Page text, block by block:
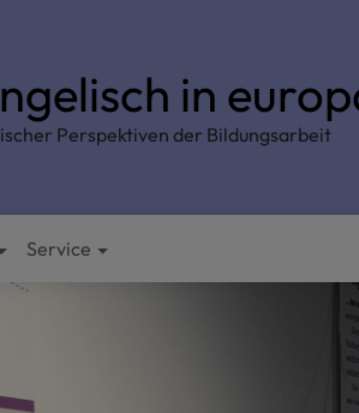
in
Perspektiven der Bildungsarbeit
Service